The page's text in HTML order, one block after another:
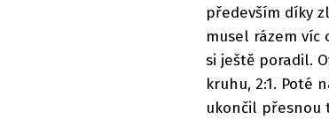
především díky
musel rázem víc
si ještě poradil.
kruhu, 2:1. Poté
ukončil přesnou